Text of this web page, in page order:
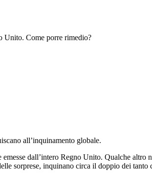
Unito. Come porre rimedio?
all’inquinamento globale.
dall’intero Regno Unito. Qualche altro
sorprese, inquinano circa il doppio dei tanto